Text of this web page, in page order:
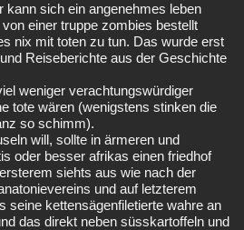
kann sich ein angenehmes leben
einer truppe zombies bestellt
nix mit toten zu tun. Das wurde erst
Reiseberichte aus der Geschichte
weniger verachtungswürdiger
tote wären (wenigstens stinken die
so schimm).
will, sollte in ärmeren und
oder besser afrikas einen friedhof
siehts aus wie nach der
und auf letzterem
seine kettensägenfiletierte wahre an
das direkt neben süsskartoffeln und